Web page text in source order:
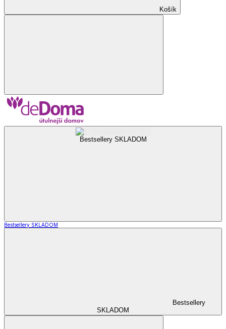
Košík
Bestsellery SKLADOM
Bestsellery SKLADOM
Bestsellery
SKLADOM